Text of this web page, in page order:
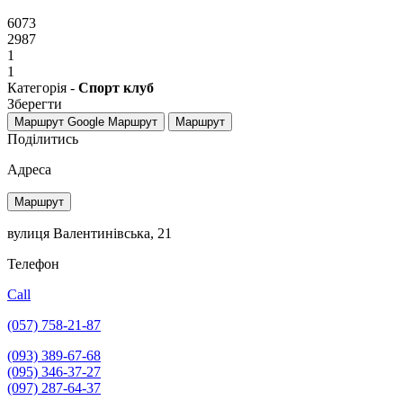
6073
2987
1
1
Категорія - Спорт клуб
Зберегти
Маршрут Google Маршрут Маршрут
Поділитись
Адреса
Маршрут
вулиця Валентинівська, 21
Телефон
Call
(057) 758-21-87
(093) 389-67-68
(095) 346-37-27
(097) 287-64-37